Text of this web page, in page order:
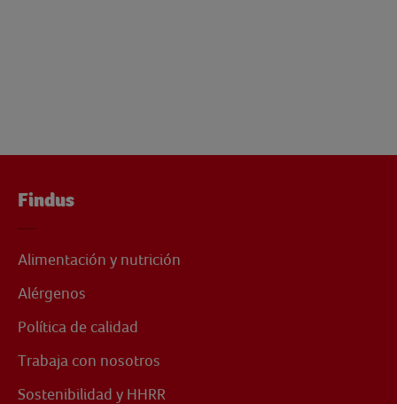
Findus
Alimentación y nutrición
Alérgenos
Política de calidad
Trabaja con nosotros
Sostenibilidad y HHRR